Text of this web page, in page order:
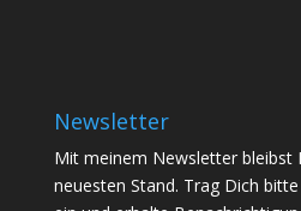
Newsletter
Mit meinem Newsletter bleibst
neuesten Stand. Trag Dich